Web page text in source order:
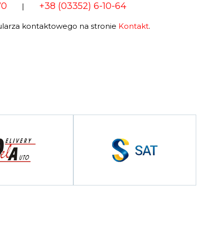
| +38 (03352) 6-10-64
kontaktowego na stronie Kontakt.